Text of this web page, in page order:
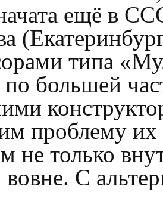
ещё в
типа
по большей
проблему их
не только
С